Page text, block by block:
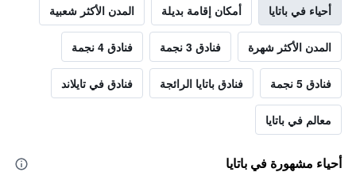
أحياء في باتايا أمكان إقامة بديلة المدن الأكثر شعبية
المدن الأكثر شهرة فنادق 3 نجمة فنادق 4 نجمة
فنادق 5 نجمة فنادق باتايا الرائجة فنادق في تايلاند
معالم في باتايا
أحياء مشهورة في باتايا